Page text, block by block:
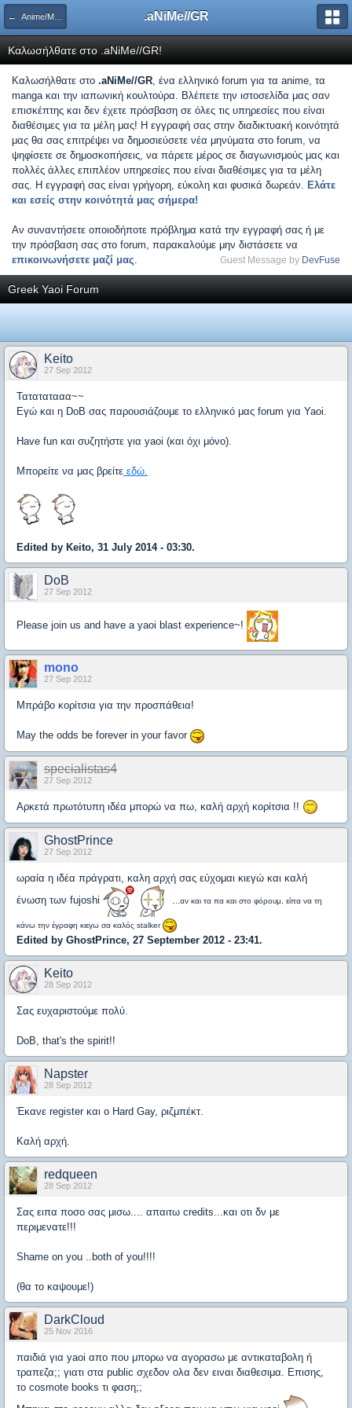
← Anime/Manga στην Ελλάδα .aNiMe//GR
Καλωσήλθατε στο .aNiMe//GR!
Καλωσήλθατε στο .aNiMe//GR, ένα ελληνικό forum για τα anime, τα
manga και την ιαπωνική κουλτούρα. Βλέπετε την ιστοσελίδα μας σαν
επισκέπτης και δεν έχετε πρόσβαση σε όλες τις υπηρεσίες που είναι
διαθέσιμες για τα μέλη μας! Η εγγραφή σας στην διαδικτυακή κοινότητά
μας θα σας επιτρέψει να δημοσιεύσετε νέα μηνύματα στο forum, να
ψηφίσετε σε δημοσκοπήσεις, να πάρετε μέρος σε διαγωνισμούς μας και
πολλές άλλες επιπλέον υπηρεσίες που είναι διαθέσιμες για τα μέλη
σας. Η εγγραφή σας είναι γρήγορη, εύκολη και φυσικά δωρεάν. Ελάτε
και εσείς στην κοινότητά μας σήμερα!
Αν συναντήσετε οποιοδήποτε πρόβλημα κατά την εγγραφή σας ή με
την πρόσβαση σας στο forum, παρακαλούμε μην διστάσετε να
επικοινωνήσετε μαζί μας. Guest Message by DevFuse
Greek Yaoi Forum
Keito
27 Sep 2012
Τατατατααα~~
Εγώ και η DoB σας παρουσιάζουμε το ελληνικό μας forum για Yaoi.
Have fun και συζητήστε για yaoi (και όχι μόνο).
Mπορείτε να μας βρείτε εδώ.
Edited by Keito, 31 July 2014 - 03:30.
DoB
27 Sep 2012
Please join us and have a yaoi blast experience~!
mono
27 Sep 2012
Μπράβο κορίτσια για την προσπάθεια!
May the odds be forever in your favor
specialistas4
27 Sep 2012
Αρκετά πρωτότυπη ιδέα μπορώ να πω, καλή αρχή κορίτσια !!
GhostPrince
27 Sep 2012
ωραία η ιδέα πράγρατι, καλη αρχή σας εύχομαι κιεγώ και καλή
ένωση των fujoshi
...αν και τα πα και στο φόρουμ, είπα να τη
κάνω την έγραφη κιεγω σα καλός stalker
Edited by GhostPrince, 27 September 2012 - 23:41.
Keito
28 Sep 2012
Σας ευχαριστούμε πολύ.
DoB, that's the spirit!!
Napster
28 Sep 2012
Έκανε register και ο Hard Gay, ριζμπέκτ.
Καλή αρχή.
redqueen
28 Sep 2012
Σας ειπα ποσο σας μισω.... απαιτω credits...και οτι δν με
περιμενατε!!!
Shame on you ..both of you!!!!
(θα το καψουμε!)
DarkCloud
25 Nov 2016
παιδιά για yaoi απο που μπορω να αγορασω με αντικαταβολη ή
τραπεζα;; γιατι στα public σχεδον ολα δεν ειναι διαθεσιμα. Επισης,
το cosmote books τι φαση;;